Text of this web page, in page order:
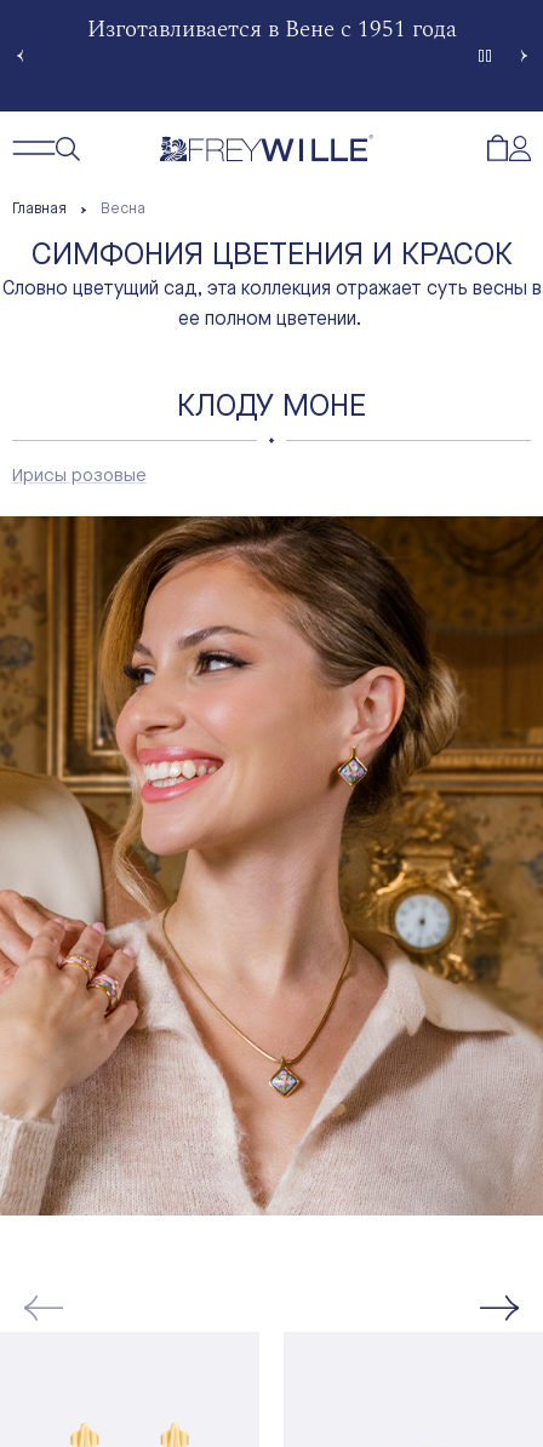
Изготавливается в Вене с 1951 года
Открыть / Закрыть навигацию
Открытый поиск
Главная Весна
СИМФОНИЯ ЦВЕТЕНИЯ И КРАСОК
Словно цветущий сад, эта коллекция отражает суть весны в
ее полном цветении.
КЛОДУ МОНЕ
Ирисы розовые